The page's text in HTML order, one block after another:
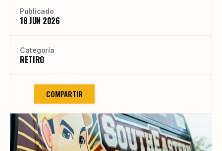
Publicado
18 JUN 2026
Categoría
RETIRO
COMPARTIR